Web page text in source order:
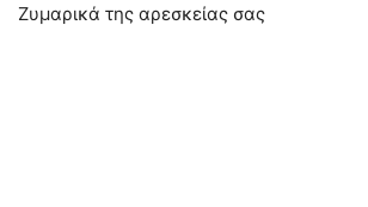
Ζυμαρικά της αρεσκείας σας